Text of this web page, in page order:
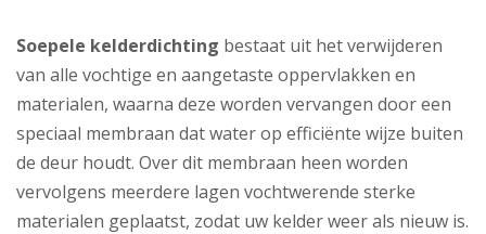
Soepele kelderdichting bestaat uit het verwijderen
van alle vochtige en aangetaste oppervlakken en
materialen, waarna deze worden vervangen door een
speciaal membraan dat water op efficiënte wijze buiten
de deur houdt. Over dit membraan heen worden
vervolgens meerdere lagen vochtwerende sterke
materialen geplaatst, zodat uw kelder weer als nieuw is.